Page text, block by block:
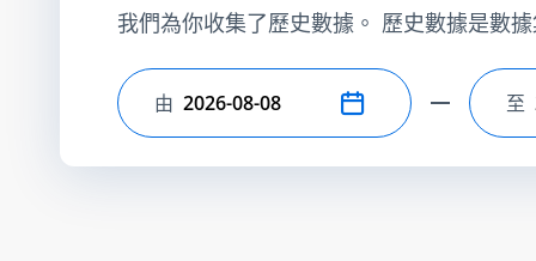
我們為你收集了歷史數據。 歷史數據是數
選擇開始日期
由 選
至